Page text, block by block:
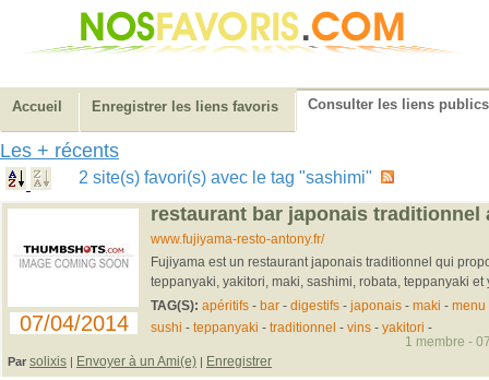
Accueil Enregistrer les liens favoris Consulter les liens publics
Les + récents
2 site(s) favori(s) avec le tag "sashimi"
07/04/2014
restaurant bar japonais traditionnel
www.fujiyama-resto-antony.fr/
Fujiyama est un restaurant japonais traditionnel qui
teppanyaki, yakitori, maki, sashimi, robata, teppanyaki et
TAG(S): apéritifs- bar - digestifs- japonais- maki - menu
sushi - teppanyaki - traditionnel - vins- yakitori -
Par solixis | Envoyer à un Ami(e) | Enregistrer
1 membre -